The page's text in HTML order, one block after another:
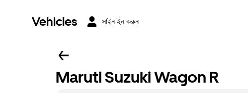
Vehicles সাইন ইন করুন
Maruti Suzuki Wagon R